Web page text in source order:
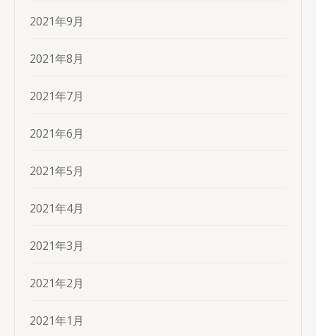
2021年9月
2021年8月
2021年7月
2021年6月
2021年5月
2021年4月
2021年3月
2021年2月
2021年1月